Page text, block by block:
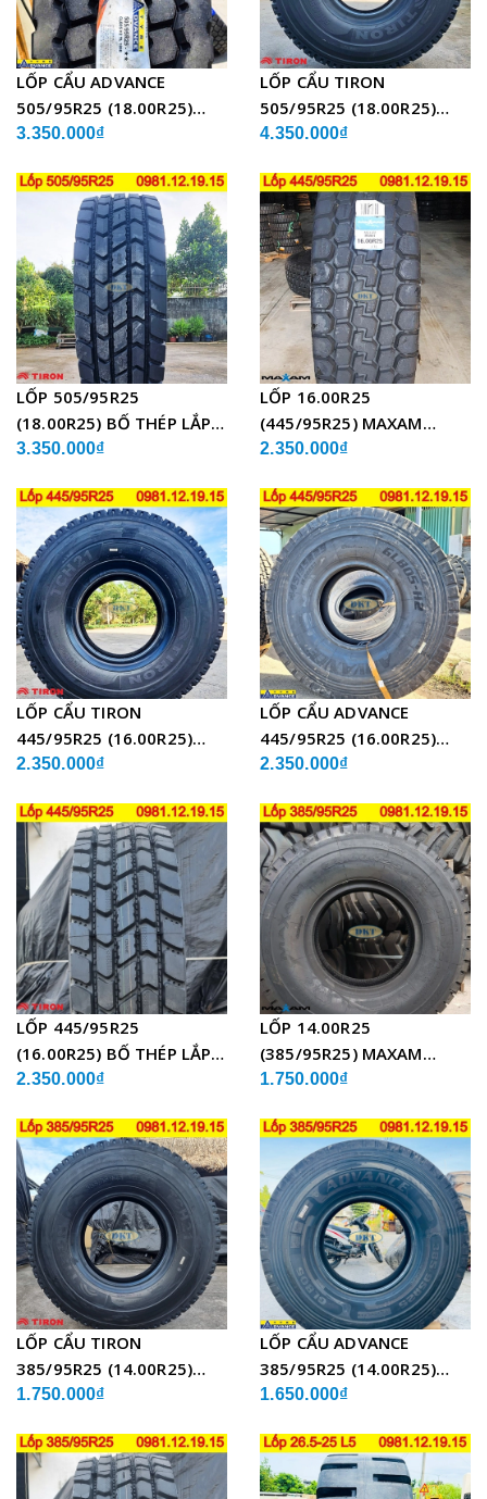
LỐP CẨU ADVANCE
505/95R25 (18.00R25)
GLB05 BỐ THÉP
3.350.000₫
LỐP CẨU TIRON
505/95R25 (18.00R25)
TCH21 BỐ THÉP
4.350.000₫
LỐP 505/95R25
(18.00R25) BỐ THÉP LẮP
XE CẨU
3.350.000₫
LỐP 16.00R25
(445/95R25) MAXAM
MSVO1 BỐ THÉP LẮP XE
2.350.000₫
LỐP CẨU TIRON
445/95R25 (16.00R25)
TCH21 BỐ THÉP
2.350.000₫
LỐP CẨU ADVANCE
445/95R25 (16.00R25)
GLB05 BỐ THÉP
2.350.000₫
LỐP 445/95R25
(16.00R25) BỐ THÉP LẮP
XE CẨU
2.350.000₫
LỐP 14.00R25
(385/95R25) MAXAM
MSVO1 BỐ THÉP LẮP XE
1.750.000₫
LỐP CẨU TIRON
385/95R25 (14.00R25)
TCH21 BỐ THÉP
1.750.000₫
LỐP CẨU ADVANCE
385/95R25 (14.00R25)
GLB05 BỐ THÉP
1.650.000₫